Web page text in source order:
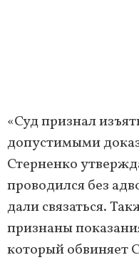
«Суд признал
допустимыми
Стерненко
проводился без
дали связаться.
признаны
который обвиняет